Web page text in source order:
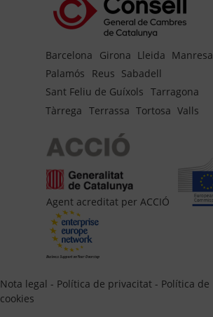
Barcelona Girona Lleida Manresa
Palamós
Reus Sabadell
Sant Feliu de Guíxols Tarragona
Tàrrega Terrassa Tortosa Valls
Agent acreditat per ACCIÓ
Nota legal - Política de privacitat - Política de
cookies